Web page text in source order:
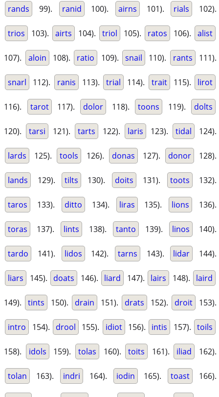
rands 99). ranid 100). airns 101). rials 102).
trios 103). airts 104). triol 105). ratos 106). alist
107). aloin 108). ratio 109). snail 110). rants 111).
snarl 112). ranis 113). trial 114). trait 115). lirot
116). tarot 117). dolor 118). toons 119). dolts
120). tarsi 121). tarts 122). laris 123). tidal 124).
lards 125). tools 126). donas 127). donor 128).
lands 129). tilts 130). doits 131). toots 132).
taros 133). ditto 134). liras 135). lions 136).
toras 137). lints 138). tanto 139). linos 140).
tardo 141). lidos 142). tarns 143). lidar 144).
liars 145). doats 146). liard 147). lairs 148). laird
149). tints 150). drain 151). drats 152). droit 153).
intro 154). drool 155). idiot 156). intis 157). toils
158). idols 159). tolas 160). toits 161). iliad 162).
tolan 163). indri 164). iodin 165). toast 166).